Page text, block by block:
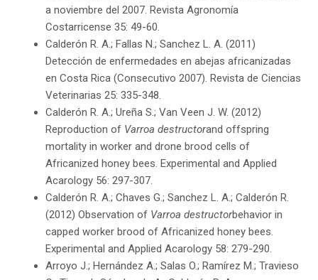
a noviembre del 2007. Revista Agronomía
Costarricense 35: 49-60.
Calderón R. A.; Fallas N.; Sanchez L. A. (2011)
Detección de enfermedades en abejas africanizadas
en Costa Rica (Consecutivo 2007). Revista de Ciencias
Veterinarias 25: 335-348.
Calderón R. A.; Ureña S.; Van Veen J. W. (2012)
Reproduction of Varroa destructorand offspring
mortality in worker and drone brood cells of
Africanized honey bees. Experimental and Applied
Acarology 56: 297-307.
Calderón R. A.; Chaves G.; Sanchez L. A.; Calderón R.
(2012) Observation of Varroa destructorbehavior in
capped worker brood of Africanized honey bees.
Experimental and Applied Acarology 58: 279-290.
Arroyo J.; Hernández A.; Salas O.; Ramírez M.; Travieso